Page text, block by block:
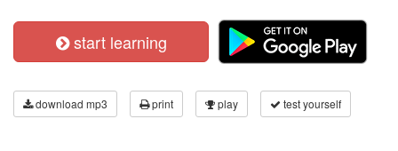
start learning
download mp3 print play test yourself